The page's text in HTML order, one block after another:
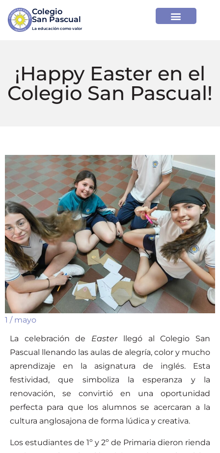
Colegio
La educación como valor
¡Happy Easter en el
Colegio San Pascual!
1 / mayo
La celebración de Easterllegó al Colegio San
Pascual llenando las aulas de alegría, color y mucho
aprendizaje en la asignatura de inglés. Esta
festividad, que simboliza la esperanza y la
renovación, se convirtió en una oportunidad
perfecta para que los alumnos se acercaran a la
cultura anglosajona de forma lúdica y creativa.
Los estudiantes de 1º y 2º de Primaria dieron rienda